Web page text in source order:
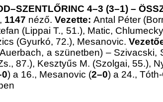
4–3 (3–1) –
1147 néző. Vezette: Antal Péter
(Lippai T., 51.), Matic,
(Gyurkó, 72.), Mesanovic.
a szünetben) –
87.), Kesztyűs M. (Szolgai, 55.),
) a 16., Mesanovic (2–0) a 24.,